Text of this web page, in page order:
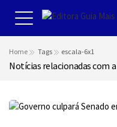
Home Tags escala-6x1
Notícias relacionadas com